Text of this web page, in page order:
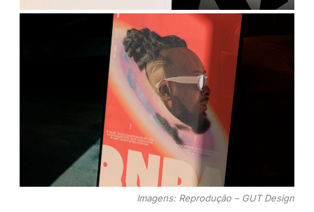
Imagens: Reprodução – GUT Design